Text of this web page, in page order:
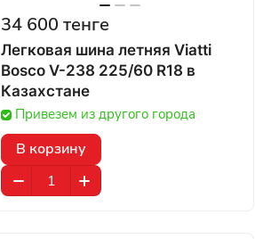
34 600 тенге
Легковая шина летняя Viatti
Bosco V-238 225/60 R18 в
Казахстане
Привезем из другого города
В корзину